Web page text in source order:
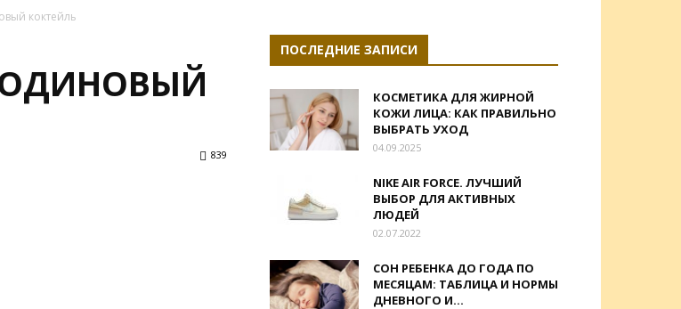
—
коктейль
839
ПОСЛЕДНИЕ ЗАПИСИ
КОСМЕТИКА ДЛЯ ЖИРНОЙ
КОЖИ ЛИЦА: КАК ПРАВИЛЬНО
ВЫБРАТЬ УХОД
04.09.2025
NIKE AIR FORCE. ЛУЧШИЙ
ВЫБОР ДЛЯ АКТИВНЫХ
ЛЮДЕЙ
02.07.2022
СОН РЕБЕНКА ДО ГОДА ПО
МЕСЯЦАМ: ТАБЛИЦА И НОРМЫ
ДНЕВНОГО И...